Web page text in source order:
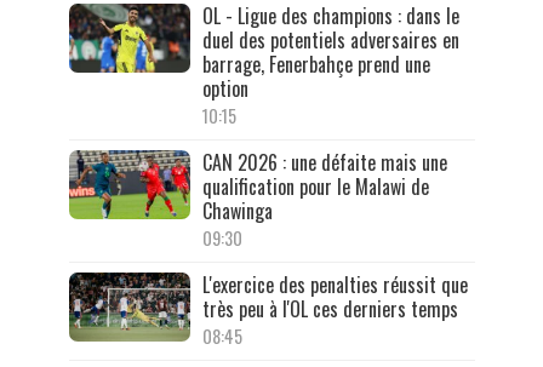
OL - Ligue des champions : dans le
duel des potentiels adversaires en
barrage, Fenerbahçe prend une
option
10:15
CAN 2026 : une défaite mais une
qualification pour le Malawi de
Chawinga
09:30
L'exercice des penalties réussit que
très peu à l'OL ces derniers temps
08:45